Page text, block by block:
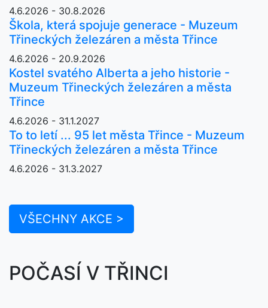
4.6.2026 - 30.8.2026
Škola, která spojuje generace - Muzeum
Třineckých železáren a města Třince
4.6.2026 - 20.9.2026
Kostel svatého Alberta a jeho historie -
Muzeum Třineckých železáren a města
Třince
4.6.2026 - 31.1.2027
To to letí ... 95 let města Třince - Muzeum
Třineckých železáren a města Třince
4.6.2026 - 31.3.2027
VŠECHNY AKCE >
POČASÍ V TŘINCI